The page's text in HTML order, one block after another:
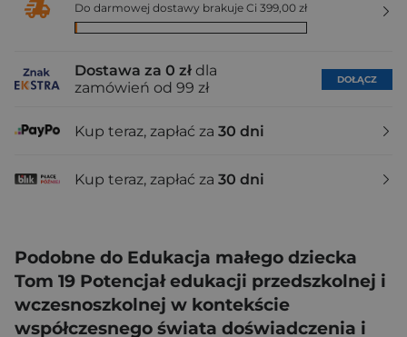
Do darmowej dostawy brakuje Ci 399,00 zł
Dostawa za 0 zł dla
zamówień od 99 zł
DOŁĄCZ
Kup teraz, zapłać za 30 dni
Kup teraz, zapłać za 30 dni
Podobne do Edukacja małego dziecka
Tom 19 Potencjał edukacji przedszkolnej i
wczesnoszkolnej w kontekście
współczesnego świata doświadczenia i